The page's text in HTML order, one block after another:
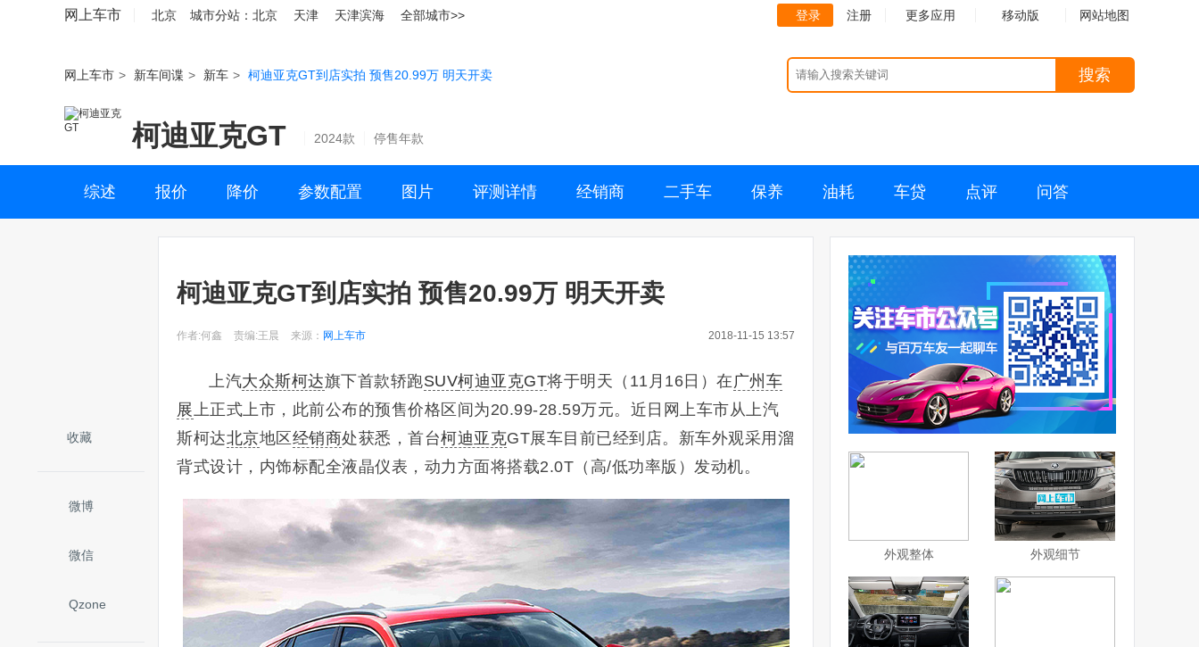
网上车市 北京 城市分站： 北京 天津 天津滨海 全部城市>> 登录 注册 更多应用 移动版 网站地图
网上车市 > 新车间谍 > 新车 > 柯迪亚克GT到店实拍 预售20.99万 明天开卖 搜索
柯迪亚克GT 2024款 停售年款
综述 报价 降价 参数配置 图片 评测详情 经销商 二手车 保养 油耗 车贷 点评 问答
收藏
微博
微信
Qzone
柯迪亚克GT到店实拍 预售20.99万 明天开卖
作者:何鑫 责编:王晨 来源： 网上车市 2018-11-15 13:57
上汽大众斯柯达旗下首款轿跑SUV柯迪亚克GT将于明天（ 11月16日 ）在 广州车
展上正式上市， 此前公布的预售价格区间为20.99-28.59万元。近日网上车市从上汽
斯柯达北京地区 经销商处获悉，首台柯迪亚克GT展车目前已经到店。新车外观采用溜
背式设计，内饰标配全液晶仪表，动力方面将搭载2.0T（高/低功率版）发动机。
外观整体 外观细节